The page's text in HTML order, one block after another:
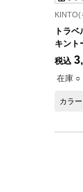
KINTO(
トラ
キント
税込
在庫 ○
カラ